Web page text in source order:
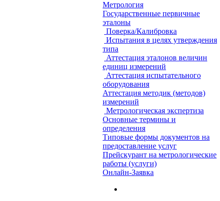
Метрология
Государственные первичные
эталоны
Поверка/Калибровка
Испытания в целях утверждения
типа
Аттестация эталонов величин
единиц измерений
Аттестация испытательного
оборудования
Аттестация методик (методов)
измерений
Метрологическая экспертиза
Основные термины и
определения
Типовые формы документов на
предоставление услуг
Прейскурант на метрологические
работы (услуги)
Онлайн-Заявка